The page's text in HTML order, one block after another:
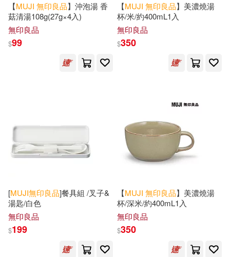
【MUJI 無印良品】沖泡湯 香
菇清湯108g(27g×4入)
無印良品
$99
【MUJI 無印良品】美濃燒湯
杯/米/約400mL1入
無印良品
$350
[MUJI無印良品]餐具組 /叉子&
湯匙/白色
無印良品
$199
【MUJI 無印良品】美濃燒湯
杯/深米/約400mL1入
無印良品
$350